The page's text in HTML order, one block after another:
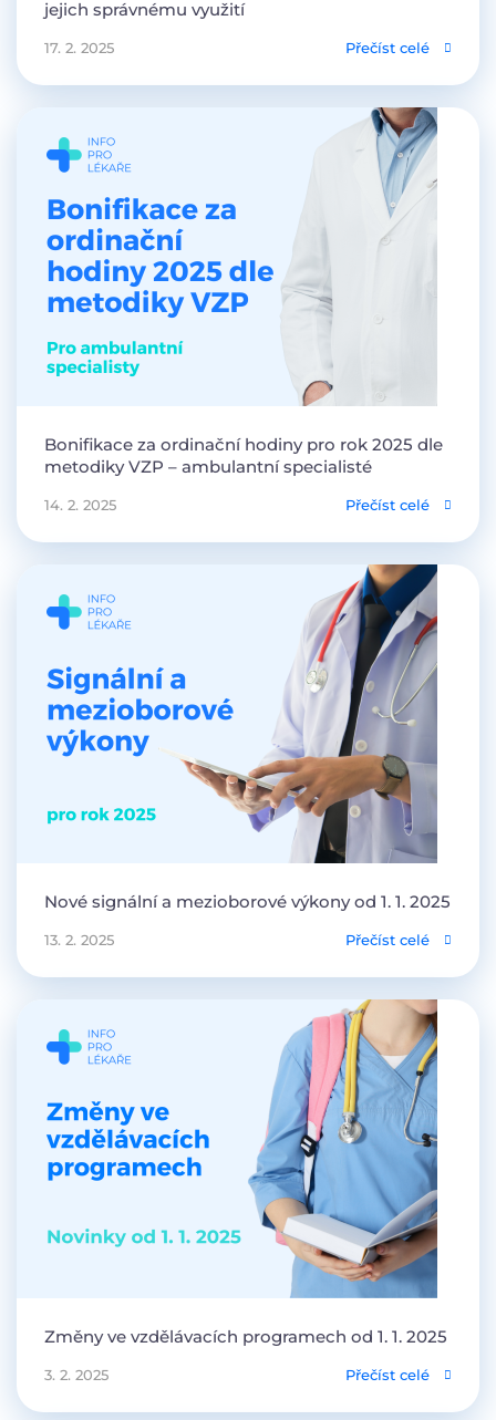
jejich správnému využití
17. 2. 2025 Přečíst celé
Bonifikace za ordinační hodiny pro rok 2025 dle
metodiky VZP – ambulantní specialisté
14. 2. 2025 Přečíst celé
Nové signální a mezioborové výkony od 1. 1. 2025
13. 2. 2025 Přečíst celé
Změny ve vzdělávacích programech od 1. 1. 2025
3. 2. 2025 Přečíst celé